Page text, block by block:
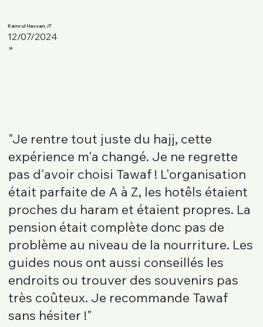
Kamrul Hassan,IT
12/07/2024
"
"Je rentre tout juste du hajj, cette
expérience m'a changé. Je ne regrette
pas d'avoir choisi Tawaf ! L'organisation
était parfaite de A à Z, les hotêls étaient
proches du haram et étaient propres. La
pension était complète donc pas de
problème au niveau de la nourriture. Les
guides nous ont aussi conseillés les
endroits ou trouver des souvenirs pas
très coûteux. Je recommande Tawaf
sans hésiter !"